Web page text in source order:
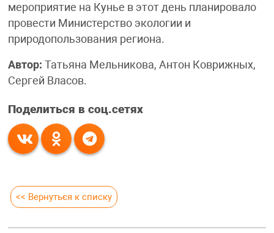
мероприятие на Кунье в этот день планировало
провести Министерство экологии и
природопользования региона.
Автор: Татьяна Мельникова, Антон Коврижных,
Сергей Власов.
Поделиться в соц.сетях
<< Вернуться к списку